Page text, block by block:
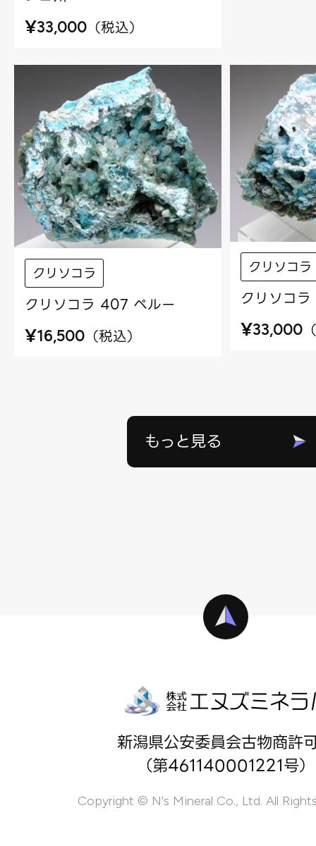
¥33,000 （税込）
クリソコラ
クリソコラ 407 ペルー
¥16,500 （税込）
クリソコラ
クリソコ
¥33,000 （
もっと見る
新潟県公安委員会古物商許
（第461140001221号）
Copyright © N's Mineral Co., Ltd. All